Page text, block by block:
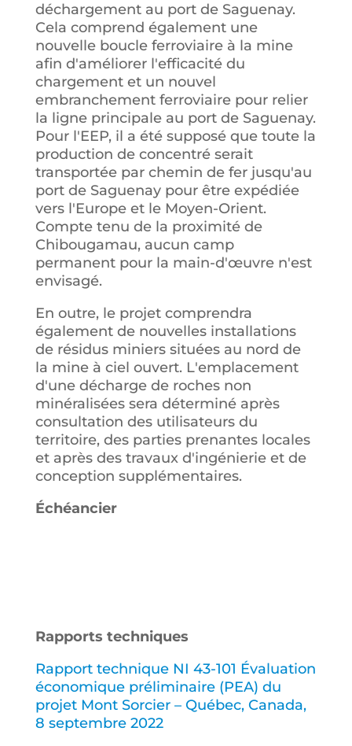
déchargement au port de Saguenay.
Cela comprend également une
nouvelle boucle ferroviaire à la mine
afin d'améliorer l'efficacité du
chargement et un nouvel
embranchement ferroviaire pour relier
la ligne principale au port de Saguenay.
Pour l'EEP, il a été supposé que toute la
production de concentré serait
transportée par chemin de fer jusqu'au
port de Saguenay pour être expédiée
vers l'Europe et le Moyen-Orient.
Compte tenu de la proximité de
Chibougamau, aucun camp
permanent pour la main-d'œuvre n'est
envisagé.
En outre, le projet comprendra
également de nouvelles installations
de résidus miniers situées au nord de
la mine à ciel ouvert. L'emplacement
d'une décharge de roches non
minéralisées sera déterminé après
consultation des utilisateurs du
territoire, des parties prenantes locales
et après des travaux d'ingénierie et de
conception supplémentaires.
Échéancier
Rapports techniques
Rapport technique NI 43-101 Évaluation
économique préliminaire (PEA) du
projet Mont Sorcier – Québec, Canada,
8 septembre 2022